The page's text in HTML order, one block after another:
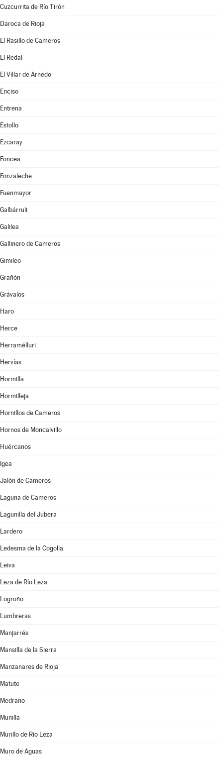
Cuzcurrita de Río Tirón
Daroca de Rioja
El Rasillo de Cameros
El Redal
El Villar de Arnedo
Enciso
Entrena
Estollo
Ezcaray
Foncea
Fonzaleche
Fuenmayor
Galbárruli
Galilea
Gallinero de Cameros
Gimileo
Grañón
Grávalos
Haro
Herce
Herramélluri
Hervías
Hormilla
Hormilleja
Hornillos de Cameros
Hornos de Moncalvillo
Huércanos
Igea
Jalón de Cameros
Laguna de Cameros
Lagunilla del Jubera
Lardero
Ledesma de la Cogolla
Leiva
Leza de Río Leza
Logroño
Lumbreras
Manjarrés
Mansilla de la Sierra
Manzanares de Rioja
Matute
Medrano
Munilla
Murillo de Río Leza
Muro de Aguas